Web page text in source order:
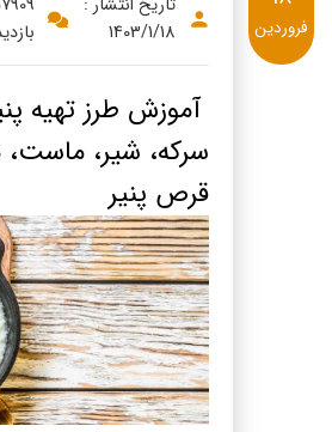
سینما دوماس
رادیو دوماس
دانستنی های سلامت
گالری تصاویر
English
Russian
Arabic
Turkish
1403/1/18
فروردین
آموزش طرز تهیه
سرکه، شیر، ماست،
قرص پنیر